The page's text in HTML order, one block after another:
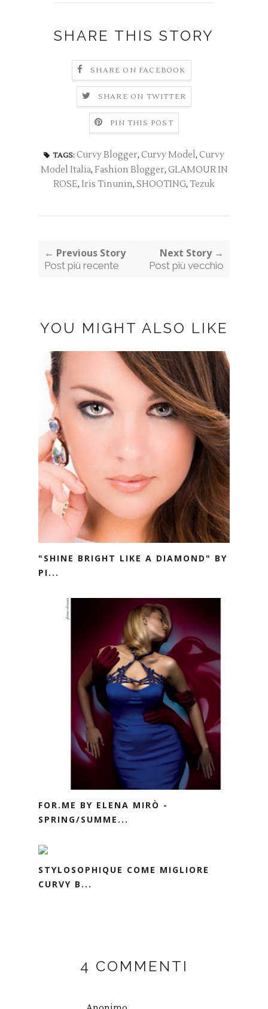
SHARE THIS STORY
SHARE ON FACEBOOK
SHARE ON TWITTER
PIN THIS POST
TAGS: Curvy Blogger, Curvy Model, Curvy
Model Italia, Fashion Blogger, GLAMOUR IN
ROSE, Iris Tinunin, SHOOTING, Tezuk
← Previous Story
Post più recente
Next Story →
Post più vecchio
YOU MIGHT ALSO LIKE
"SHINE BRIGHT LIKE A DIAMOND" BY
PI...
FOR.ME BY ELENA MIRÒ -
SPRING/SUMME...
STYLOSOPHIQUE COME MIGLIORE
CURVY B...
4 COMMENTI